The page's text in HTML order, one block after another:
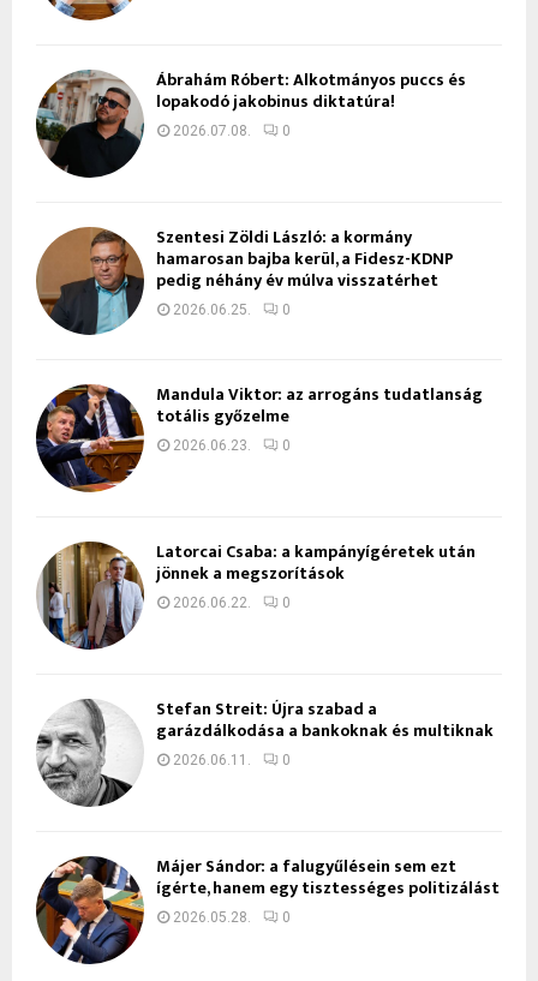
Ábrahám Róbert: Alkotmányos puccs és
lopakodó jakobinus diktatúra!
2026.07.08. 0
Szentesi Zöldi László: a kormány
hamarosan bajba kerül, a Fidesz-KDNP
pedig néhány év múlva visszatérhet
2026.06.25. 0
Mandula Viktor: az arrogáns tudatlanság
totális győzelme
2026.06.23. 0
Latorcai Csaba: a kampányígéretek után
jönnek a megszorítások
2026.06.22. 0
Stefan Streit: Újra szabad a
garázdálkodása a bankoknak és multiknak
2026.06.11. 0
Májer Sándor: a falugyűlésein sem ezt
ígérte, hanem egy tisztességes politizálást
2026.05.28. 0